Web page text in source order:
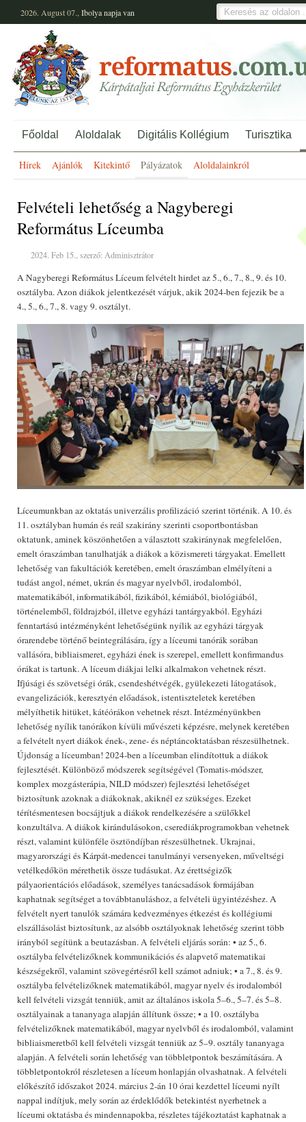
2026. August 07., Ibolyanapja van
Főoldal Aloldalak Digitális Kollégium Turisztika
Hírek Ajánlók Kitekintő Pályázatok Aloldalainkról
Felvételi lehetőség a Nagyberegi
Református Líceumba
2024. Feb 15., szerző: Adminisztrátor
A Nagyberegi Református Líceum felvételt hirdet az 5., 6., 7., 8., 9. és 10.
osztályba. Azon diákok jelentkezését várjuk, akik 2024-ben fejezik be a
4., 5., 6., 7., 8. vagy 9. osztályt.
Líceumunkban az oktatás univerzális profilizáció szerint történik. A 10. és
11. osztályban humán és reál szakirány szerinti csoportbontásban
oktatunk, aminek köszönhetően aválasztott szakiránynak megfelelően,
emelt óraszámban tanulhatják a diákok a közismereti tárgyakat. Emellett
lehetőség van fakultációk keretében, emelt óraszámban elmélyíteni a
tudást angol, német, ukrán és magyar nyelvből, irodalomból,
matematikából, informatikából, fizikából, kémiából, biológiából,
történelemből, földrajzból, illetve egyházi tantárgyakból. Egyházi
fenntartású intézményként lehetőségünk nyílik az egyházi tárgyak
órarendebe történő beintegrálására, így a líceumi tanórák sorában
vallásóra, bibliaismeret, egyházi ének is szerepel, emellett konfirmandus
órákat is tartunk. A líceum diákjai lelki alkalmakon vehetnek részt.
Ifjúsági és szövetségi órák, csendeshétvégék, gyülekezeti látogatások,
evangelizációk, keresztyén előadások, istentiszteletek keretében
mélyíthetik hitüket, kátéórákon vehetnek részt. Intézményünkben
lehetőség nyílik tanórákon kívüli művészeti képzésre, melynek keretében
a felvételt nyert diákok ének-, zene- és néptáncoktatásban részesülhetnek.
Újdonság a líceumban! 2024-ben a líceumban elindítottuk a diákok
fejlesztését. Különböző módszerek segítségével (Tomatis-módszer,
komplex mozgásterápia, NILD módszer) fejlesztési lehetőséget
biztosítunk azoknak a diákoknak, akiknél ez szükséges. Ezeket
térítésmentesen bocsájtjuk a diákok rendelkezésére a szülőkkel
konzultálva. A diákok kirándulásokon, cserediákprogramokban vehetnek
részt, valamint különféle ösztöndíjban részesülhetnek. Ukrajnai,
magyarországi és Kárpát-medencei tanulmányi versenyeken, műveltségi
vetélkedőkön mérethetik össze tudásukat. Az érettségizők
pályaorientációs előadások, személyes tanácsadások formájában
kaphatnak segítséget a továbbtanuláshoz, a felvételi ügyintézéshez. A
felvételt nyert tanulók számára kedvezményes étkezést és kollégiumi
elszállásolást biztosítunk, az alsóbb osztályoknak lehetőség szerint több
irányból segítünk a beutazásban. A felvételi eljárás során: • az 5., 6.
osztályba felvételizőknek kommunikációs és alapvető matematikai
készségekről, valamint szövegértésről kell számot adniuk; • a 7., 8. és 9.
osztályba felvételizőknek matematikából, magyar nyelv és irodalomból
kell felvételi vizsgát tenniük, amit az általános iskola 5–6., 5–7. és 5–8.
osztályainak a tananyaga alapján állítunk össze; • a 10. osztályba
felvételizőknek matematikából, magyar nyelvből és irodalomból, valamint
bibliaismeretből kell felvételi vizsgát tenniük az 5–9. osztály tananyaga
alapján. A felvételi során lehetőség van többletpontok beszámítására. A
többletpontokról részletesen a líceum honlapján olvashatnak. A felvételi
előkészítő időszakot 2024. március 2-án 10 órai kezdettel líceumi nyílt
nappal indítjuk, mely során az érdeklődők betekintést nyerhetnek a
líceumi oktatásba és mindennapokba, részletes tájékoztatást kaphatnak a